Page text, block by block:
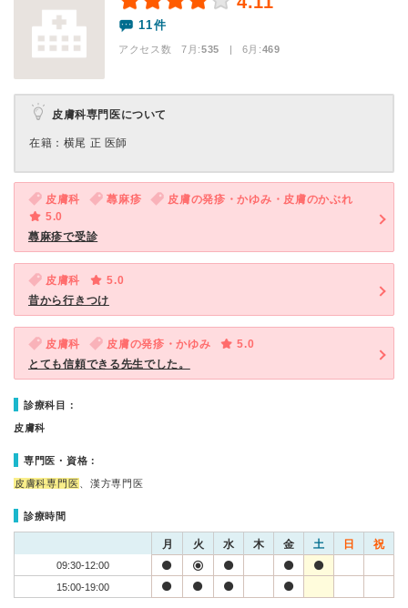
11件
アクセス数 7月:535 | 6月:469
皮膚科専門医について
在籍：横尾 正 医師
皮膚科 蕁麻疹
皮膚の発疹・かゆみ・皮膚のかぶれ
5.0
蕁麻疹で受診
皮膚科
5.0
昔から行きつけ
皮膚科 皮膚の発疹・かゆみ
5.0
とても信頼できる先生でした。
診療科目：
皮膚科
専門医・資格：
皮膚科専門医 、漢方専門医
診療時間
月 火 水 木 金 土 日 祝
09:30-12:00
15:00-19:00